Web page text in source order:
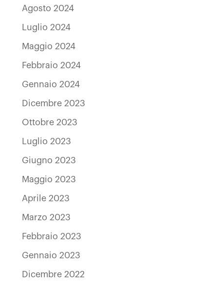
Agosto 2024
Luglio 2024
Maggio 2024
Febbraio 2024
Gennaio 2024
Dicembre 2023
Ottobre 2023
Luglio 2023
Giugno 2023
Maggio 2023
Aprile 2023
Marzo 2023
Febbraio 2023
Gennaio 2023
Dicembre 2022